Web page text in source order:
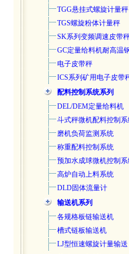
TGG悬挂式螺旋计量秤
TGS螺旋粉体计量秤
SK系列变频调速皮带
GC定量给料机耐高温
电子皮带秤
ICS系列矿用电子皮带
配料控制系统系列
DEL/DEM定量给料机
斗式秤微机配料控制
磨机负荷监测系统
称重配料控制系统
预加水成球微机控制
高炉自动上料系统
DLD固体流量计
输送机系列
各规格板链输送机
槽式链板输送机
LJ型恒速螺旋计量输送